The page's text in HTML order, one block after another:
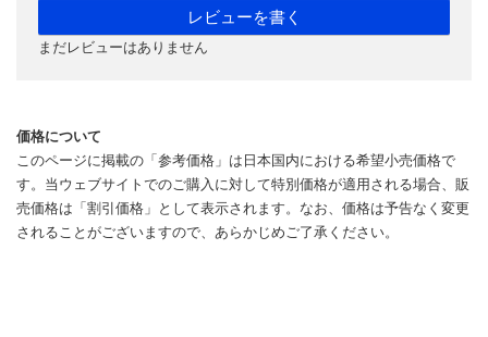
レビューを書く
まだレビューはありません
価格について
このページに掲載の「参考価格」は日本国内における希望小売価格で
す。当ウェブサイトでのご購入に対して特別価格が適用される場合、販
売価格は「割引価格」として表示されます。なお、価格は予告なく変更
されることがございますので、あらかじめご了承ください。